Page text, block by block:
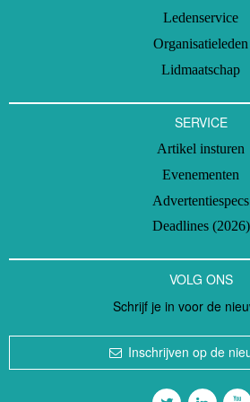
Ledenservice
Organisatieleden
Lidmaatschap
SERVICE
Artikel insturen
Evenementen
Advertentiespecs
Deadlines (2026)
VOLG ONS
Schrijf je in voor de
Inschrijven op de